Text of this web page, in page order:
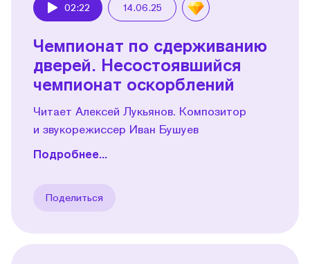
02:22 14.06.25
Чемпионат по сдерживанию
дверей. Несостоявшийся
чемпионат оскорблений
Читает Алексей Лукьянов. Композитор
и звукорежиссер Иван Бушуев
Подробнее...
Поделиться